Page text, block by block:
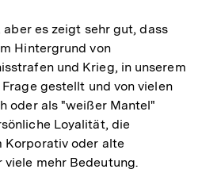
es zeigt sehr gut, dass
Hintergrund von
und Krieg, in unserem
gestellt und von vielen
oder als "weißer Mantel"
Loyalität, die
Korporativ oder alte
mehr Bedeutung.